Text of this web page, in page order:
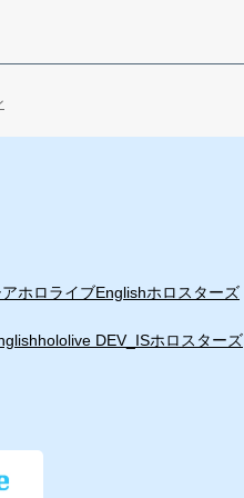
ホロライブEnglishホロスターズ
hololive DEV_ISホロスターズ